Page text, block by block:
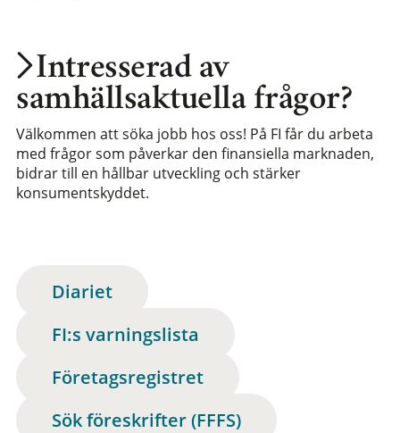
Intresserad av
samhällsaktuella frågor?
Välkommen att söka jobb hos oss! På FI får du arbeta
med frågor som påverkar den finansiella marknaden,
bidrar till en hållbar utveckling och stärker
konsumentskyddet.
Diariet
FI:s varningslista
Företagsregistret
Sök föreskrifter (FFFS)